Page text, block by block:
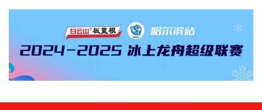
感，推出「闪亮豪礼」联名礼盒，将松软美味
的烘焙产品与梦幻精致的游戏周边融为一体，
为玩家与消费者奉上一场清凉治愈的跨次元夏
日奇遇。